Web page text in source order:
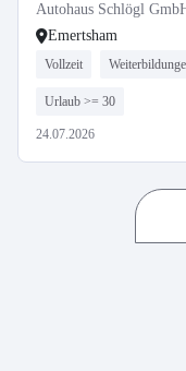
Autohaus Schlögl
Emertsham
Vollzeit
Urlaub >= 30
24.07.2026